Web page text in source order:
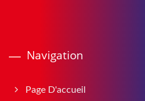
Navigation
Page D'accueil